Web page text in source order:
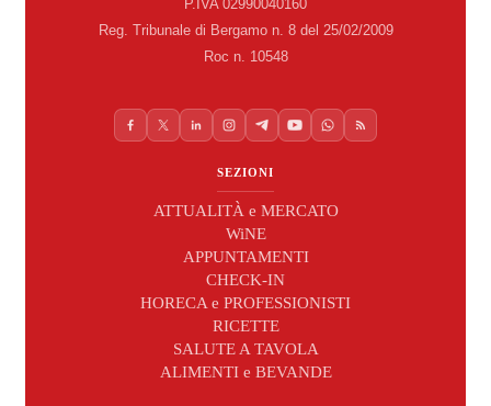
P.IVA 02990040160
Reg. Tribunale di Bergamo n. 8 del 25/02/2009
Roc n. 10548
SEZIONI
ATTUALITÀ e MERCATO
WiNE
APPUNTAMENTI
CHECK-IN
HORECA e PROFESSIONISTI
RICETTE
SALUTE A TAVOLA
ALIMENTI e BEVANDE